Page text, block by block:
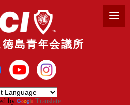
徳島青年会議所
by Translate